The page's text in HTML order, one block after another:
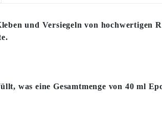
und Versiegeln von hochwertigen
was eine Gesamtmenge von 40 ml